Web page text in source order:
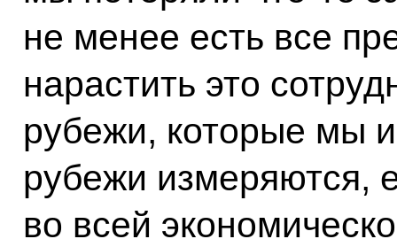
не менее есть все
нарастить это
рубежи, которые мы
рубежи измеряются,
во всей